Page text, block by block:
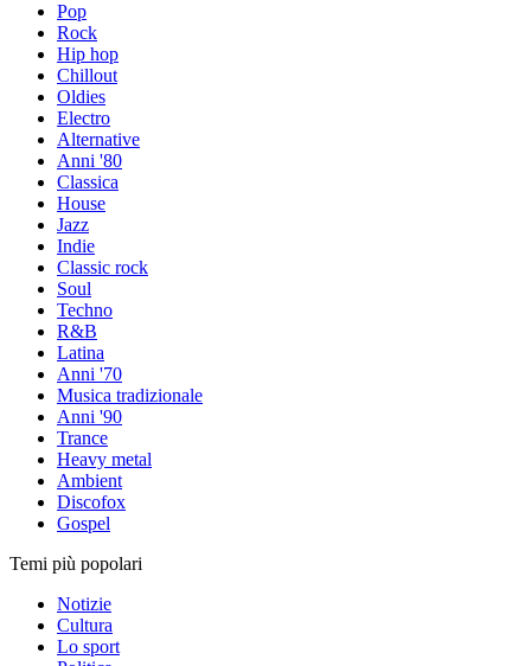
Pop
Rock
Hip hop
Chillout
Oldies
Electro
Alternative
Anni '80
Classica
House
Jazz
Indie
Classic rock
Soul
Techno
R&B
Latina
Anni '70
Musica tradizionale
Anni '90
Trance
Heavy metal
Ambient
Discofox
Gospel
Temi più popolari
Notizie
Cultura
Lo sport